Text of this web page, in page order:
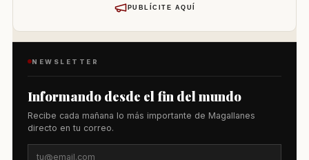
PUBLÍCITE AQUÍ
NEWSLETTER
Informando desde el fin del mundo
Recibe cada mañana lo más importante de Magallanes
directo en tu correo.